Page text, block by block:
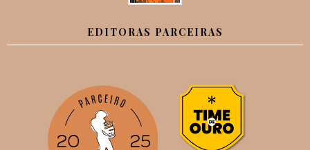
EDITORAS PARCEIRAS